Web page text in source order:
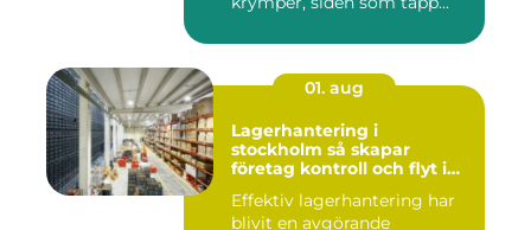
01. aug
Lagerhantering i
stockholm så skapar
företag kontroll och flyt i
Effektiv lagerhantering har
blivit en avgörande